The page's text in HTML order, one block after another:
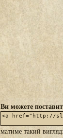
Ви можете
матиме такий